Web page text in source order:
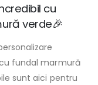
cu
verde🎉
fundal marmură
sunt aici pentru